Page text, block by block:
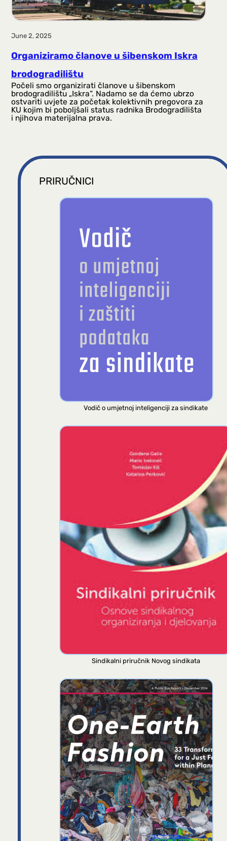
June 2, 2025
Organiziramo članove u šibenskom Iskra
brodogradilištu
Počeli smo organizirati članove u šibenskom
brodogradilištu „Iskra“. Nadamo se da ćemo ubrzo
ostvariti uvjete za početak kolektivnih pregovora za
KU kojim bi poboljšali status radnika Brodogradilišta
i njihova materijalna prava.
PRIRUČNICI
Vodič o umjetnoj inteligenciji za sindikate
Sindikalni priručnik Novog sindikata